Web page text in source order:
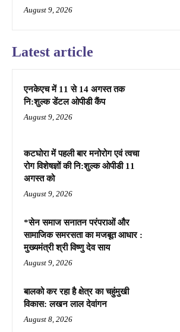
August 9, 2026
Latest article
एनकेएच में 11 से 14 अगस्त तक
नि:शुल्क डेंटल ओपीडी कैंप
August 9, 2026
कटघोरा में पहली बार मनोरोग एवं त्वचा
रोग विशेषज्ञों की नि:शुल्क ओपीडी 11
अगस्त को
August 9, 2026
*सेन समाज सनातन परंपराओं और
सामाजिक समरसता का मजबूत आधार :
मुख्यमंत्री श्री विष्णु देव साय
August 9, 2026
बालको कर रहा है क्षेत्र का चहुंमुखी
विकास: लखन लाल देवांगन
August 8, 2026